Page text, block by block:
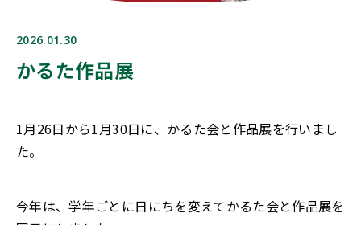
2026.01.30
かるた作品展
1月26日から1月30日に、かるた会と作品展を行いまし
た。
今年は、学年ごとに日にちを変えてかるた会と作品展を